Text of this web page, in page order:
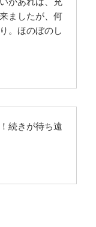
ましたが、何
。ほのぼのし
続きが待ち遠